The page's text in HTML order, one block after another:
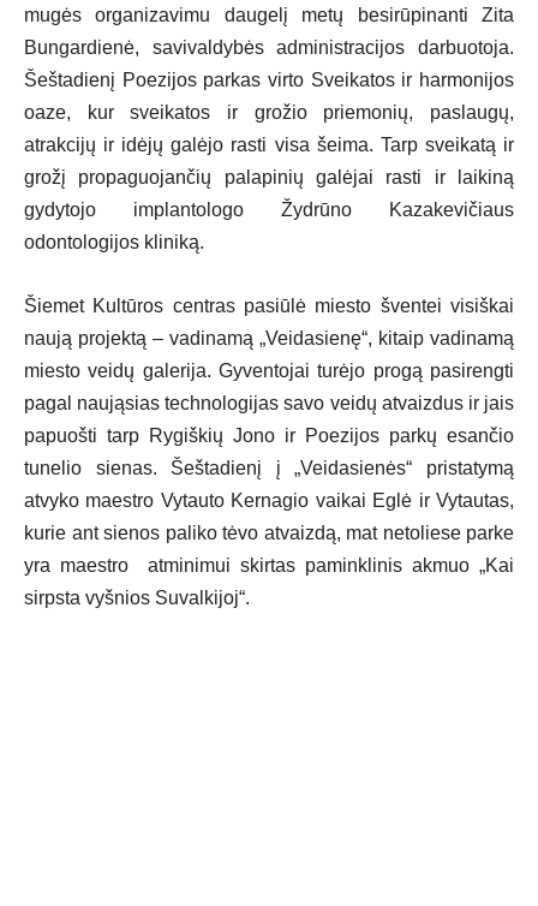
mugės organizavimu daugelį metų besirūpinanti Zita
Bungardienė, savivaldybės administracijos darbuotoja.
Šeštadienį Poezijos parkas virto Sveikatos ir harmonijos
oaze, kur sveikatos ir grožio priemonių, paslaugų,
atrakcijų ir idėjų galėjo rasti visa šeima. Tarp sveikatą ir
grožį propaguojančių palapinių galėjai rasti ir laikiną
gydytojo implantologo Žydrūno Kazakevičiaus
odontologijos kliniką.
Šiemet Kultūros centras pasiūlė miesto šventei visiškai
naują projektą – vadinamą „Veidasienę“, kitaip vadinamą
miesto veidų galerija. Gyventojai turėjo progą pasirengti
pagal naująsias technologijas savo veidų atvaizdus ir jais
papuošti tarp Rygiškių Jono ir Poezijos parkų esančio
tunelio sienas. Šeštadienį į „Veidasienės“ pristatymą
atvyko maestro Vytauto Kernagio vaikai Eglė ir Vytautas,
kurie ant sienos paliko tėvo atvaizdą, mat netoliese parke
yra maestro atminimui skirtas paminklinis akmuo „Kai
sirpsta vyšnios Suvalkijoj“.